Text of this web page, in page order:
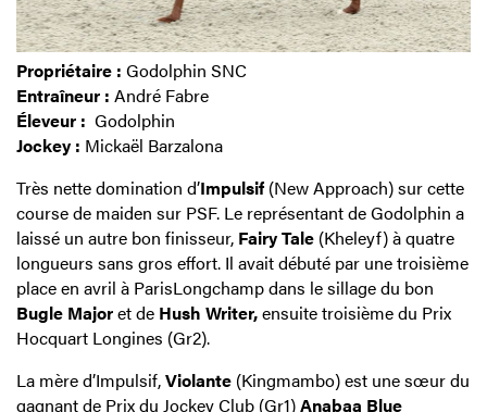
Propriétaire : Godolphin SNC
Entraîneur : André Fabre
Éleveur : Godolphin
Jockey : Mickaël Barzalona
Très nette domination d’Impulsif (New Approach) sur cette
course de maiden sur PSF. Le représentant de Godolphin a
laissé un autre bon finisseur, Fairy Tale (Kheleyf) à quatre
longueurs sans gros effort. Il avait débuté par une troisième
place en avril à ParisLongchamp dans le sillage du bon
Bugle Majoret de Hush Writer,ensuite troisième du Prix
Hocquart Longines (Gr2).
La mère d’Impulsif,Violante (Kingmambo) est une sœur du
gagnant de Prix du Jockey Club (Gr1)Anabaa Blue